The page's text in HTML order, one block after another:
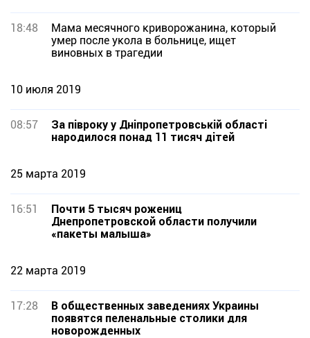
18:48
Мама месячного криворожанина, который
умер после укола в больнице, ищет
виновных в трагедии
10 июля 2019
08:57
За півроку у Дніпропетровській області
народилося понад 11 тисяч дітей
25 марта 2019
16:51
Почти 5 тысяч рожениц
Днепропетровской области получили
«пакеты малыша»
22 марта 2019
17:28
В общественных заведениях Украины
появятся пеленальные столики для
новорожденных